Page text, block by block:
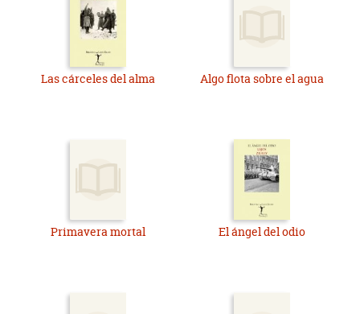
Las cárceles del alma Algo flota sobre el agua
Primavera mortal El ángel del odio